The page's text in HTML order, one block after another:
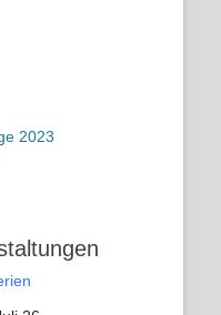
2023